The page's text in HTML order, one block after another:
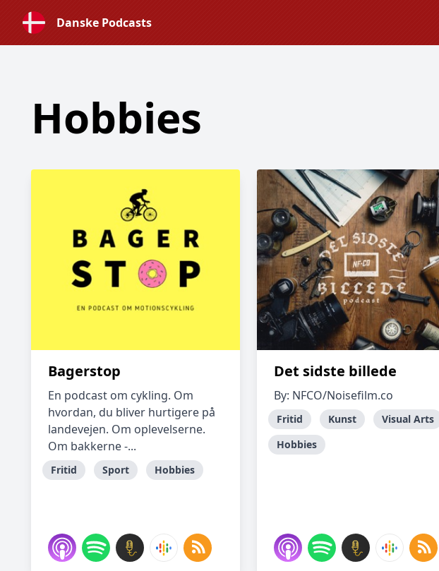
Danske Podcasts
Hobbies
Bagerstop
En podcast om cykling. Om
hvordan, du bliver hurtigere på
landevejen. Om oplevelserne.
Om bakkerne -...
Fritid Sport Hobbies
Det sidste billede
By: NFCO/Noisefilm.co
Fritid Kunst
Visual Arts
Hobbies